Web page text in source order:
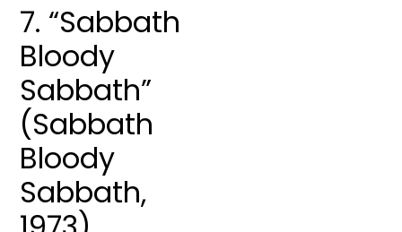
7. “Sabbath
Bloody
Sabbath”
(Sabbath
Bloody
Sabbath,